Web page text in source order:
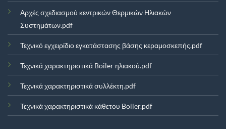
Αρχές σχεδιασμού κεντρικών Θερμικών Ηλιακών
Συστημάτων.pdf
Τεχνικό εγχειρίδιο εγκατάστασης βάσης κεραμοσκεπής.pdf
Τεχνικά χαρακτηριστικά Boiler ηλιακού.pdf
Τεχνικά χαρακτηριστικά συλλέκτη.pdf
Τεχνικά χαρακτηριστικά κάθετου Boiler.pdf